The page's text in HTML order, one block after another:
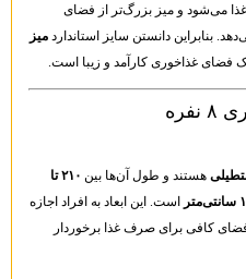
و میز بزرگ‌تر از فضای
دانستن سایز استانداردمیز
هستند و طول آن‌ها بین
۲۱۰ تا
است. این ابعاد به افراد اجازه
کافی برای صرف غذا برخوردار